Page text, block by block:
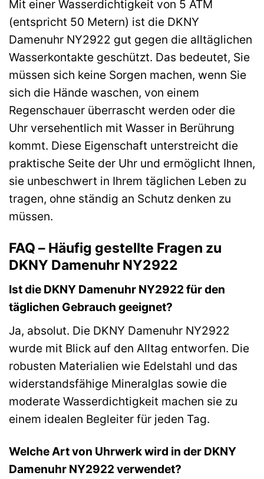
Mit einer Wasserdichtigkeit von 5 ATM
(entspricht 50 Metern) ist die DKNY
Damenuhr NY2922 gut gegen die alltäglichen
Wasserkontakte geschützt. Das bedeutet, Sie
müssen sich keine Sorgen machen, wenn Sie
sich die Hände waschen, von einem
Regenschauer überrascht werden oder die
Uhr versehentlich mit Wasser in Berührung
kommt. Diese Eigenschaft unterstreicht die
praktische Seite der Uhr und ermöglicht Ihnen,
sie unbeschwert in Ihrem täglichen Leben zu
tragen, ohne ständig an Schutz denken zu
müssen.
FAQ – Häufig gestellte Fragen zu
DKNY Damenuhr NY2922
Ist die DKNY Damenuhr NY2922 für den
täglichen Gebrauch geeignet?
Ja, absolut. Die DKNY Damenuhr NY2922
wurde mit Blick auf den Alltag entworfen. Die
robusten Materialien wie Edelstahl und das
widerstandsfähige Mineralglas sowie die
moderate Wasserdichtigkeit machen sie zu
einem idealen Begleiter für jeden Tag.
Welche Art von Uhrwerk wird in der DKNY
Damenuhr NY2922 verwendet?